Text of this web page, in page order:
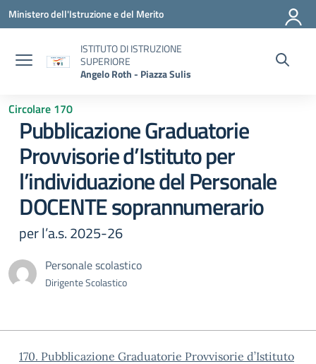
Vai ai contenuti
Vai al menu di navigazione
Vai al footer
Ministero dell'Istruzione e del Merito
ISTITUTO DI ISTRUZIONE
SUPERIORE
Angelo Roth - Piazza Sulis
Circolare 170
Pubblicazione Graduatorie
Provvisorie d’Istituto per
l’individuazione del Personale
DOCENTE soprannumerario
per l’a.s. 2025-26
Personale scolastico
Dirigente Scolastico
170. Pubblicazione Graduatorie Provvisorie d’Istituto